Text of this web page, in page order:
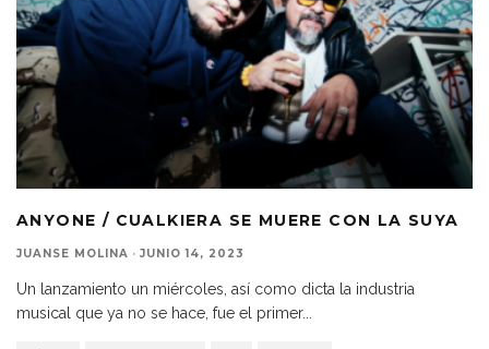
ANYONE / CUALKIERA SE MUERE CON LA SUYA
JUANSE MOLINA · JUNIO 14, 2023
Un lanzamiento un miércoles, así como dicta la industria
musical que ya no se hace, fue el primer...